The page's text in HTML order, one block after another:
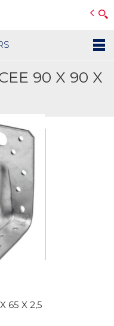
90 X 90 X
65 X 2,5